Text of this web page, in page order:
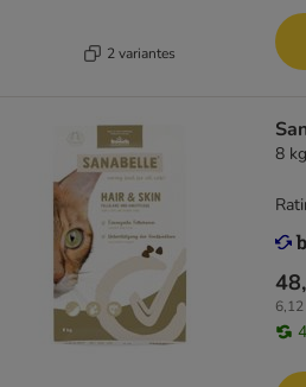
2 variantes
8 kg